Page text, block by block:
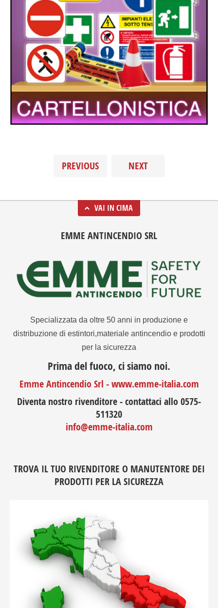
PREVIOUS NEXT
VAI IN CIMA
EMME ANTINCENDIO SRL
Specializzata da oltre 50 anni in produzione e
distribuzione di estintori,materiale antincendio e prodotti
per la sicurezza
Prima del fuoco, ci siamo noi.
Emme Antincendio Srl - www.emme-italia.com
Diventa nostro rivenditore - contattaci allo 0575-
511320
info@emme-italia.com
TROVA IL TUO RIVENDITORE O MANUTENTORE DEI
PRODOTTI PER LA SICUREZZA